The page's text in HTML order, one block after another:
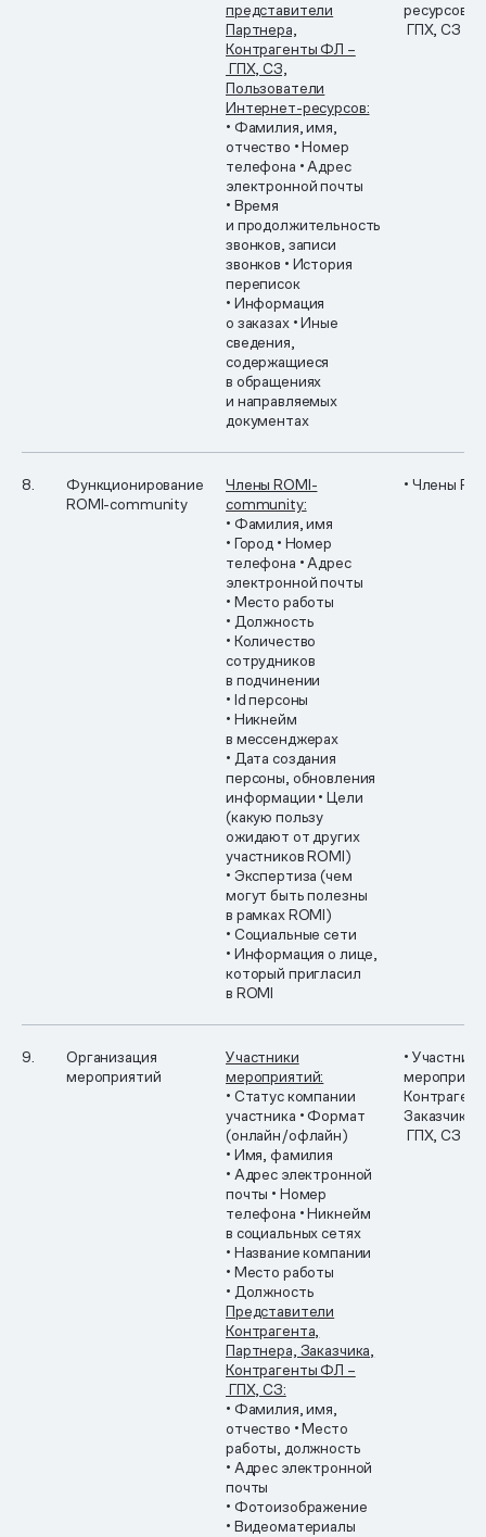
представители
Партнера,
Контрагенты ФЛ –
ГПХ, СЗ,
Пользователи
Интернет-ресурсов:
• Фамилия, имя,
отчество • Номер
телефона • Адрес
электронной почты
• Время
и продолжительность
звонков, записи
звонков • История
переписок
• Информация
о заказах• Иные
сведения,
содержащиеся
в обращениях
и направляемых
документах
ресурсов
ГПХ, СЗ
8.
Функционирование
ROMI-community
Члены ROMI-
community:
• Фамилия, имя
• Город • Номер
телефона • Адрес
электронной почты
• Место работы
• Должность
• Количество
сотрудников
в подчинении
• Id персоны
• Никнейм
в мессенджерах
• Дата создания
персоны, обновления
информации • Цели
(какую пользу
ожидают от других
участников ROMI)
• Экспертиза (чем
могут быть полезны
в рамках ROMI)
• Социальные сети
• Информация о лице,
который пригласил
в ROMI
• Члены
9.
Организация
мероприятий
Участники
мероприятий:
• Статус компании
участника • Формат
(онлайн/офлайн)
• Имя, фамилия
• Адрес электронной
почты • Номер
телефона • Никнейм
в социальных сетях
• Название компании
• Место работы
• Должность
Представители
Контрагента,
Партнера, Заказчика,
Контрагенты ФЛ –
ГПХ, СЗ:
• Фамилия, имя,
отчество • Место
работы, должность
• Адрес электронной
почты
• Фотоизображение
• Видеоматериалы
• Участники
Заказчика
ГПХ, СЗ